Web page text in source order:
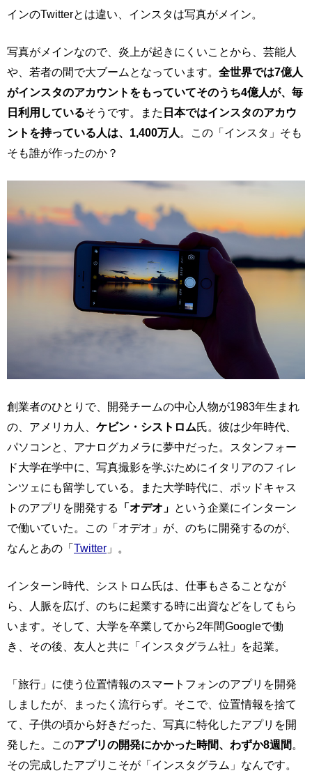
インのTwitterとは違い、インスタは写真がメイン。
写真がメインなので、炎上が起きにくいことから、芸能人
や、若者の間で大ブームとなっています。 全世界では7億人
がインスタのアカウントをもっていてそのうち4億人が、毎
日利用しているそうです。また 日本ではインスタのアカウ
ントを持っている人は、1,400万人 。この「インスタ」そも
そも誰が作ったのか？
創業者のひとりで、開発チームの中心人物が1983年生まれ
の、アメリカ人、 ケビン・シストロム氏。彼は少年時代、
パソコンと、アナログカメラに夢中だった。スタンフォー
ド大学在学中に、写真撮影を学ぶためにイタリアのフィレ
ンツェにも留学している。また大学時代に、ポッドキャス
トのアプリを開発する
「オデオ」 という企業にインターン
で働いていた。この「オデオ」が、のちに開発するのが、
なんとあの「Twitter 」。
インターン時代、シストロム氏は、仕事もさることなが
ら、人脈を広げ、のちに起業する時に出資などをしてもら
います。そして、大学を卒業してから2年間Googleで働
き、その後、友人と共に「インスタグラム社」を起業。
「旅行」に使う位置情報のスマートフォンのアプリを開発
しましたが、まったく流行らず。そこで、位置情報を捨て
て、子供の頃から好きだった、写真に特化したアプリを開
発した。このアプリの開発にかかった時間、わずか8週間 。
その完成したアプリこそが「インスタグラム」なんです。